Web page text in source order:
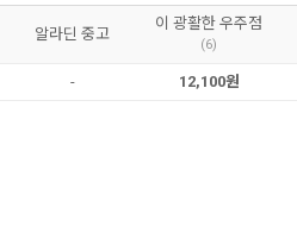
알라딘 중고
이 광활한 우주점
(6)
- 12,100원